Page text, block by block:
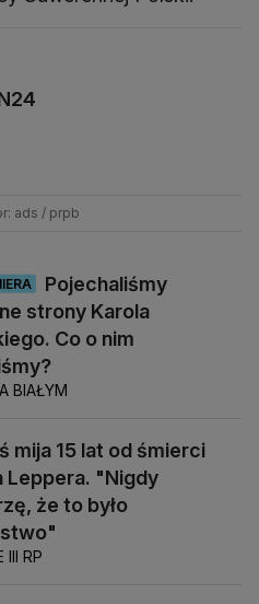
ads / prpb
Pojechaliśmy
strony Karola
Co o nim
BIAŁYM
mija 15 lat od śmierci
Leppera. "Nigdy
że to było
III RP